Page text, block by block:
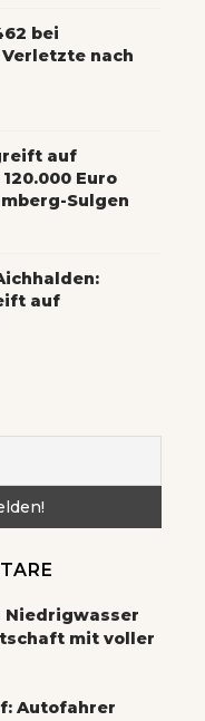
bei
nach
auf
Euro
Sulgen
auf
Niedrigwasser
mit voller
Autofahrer